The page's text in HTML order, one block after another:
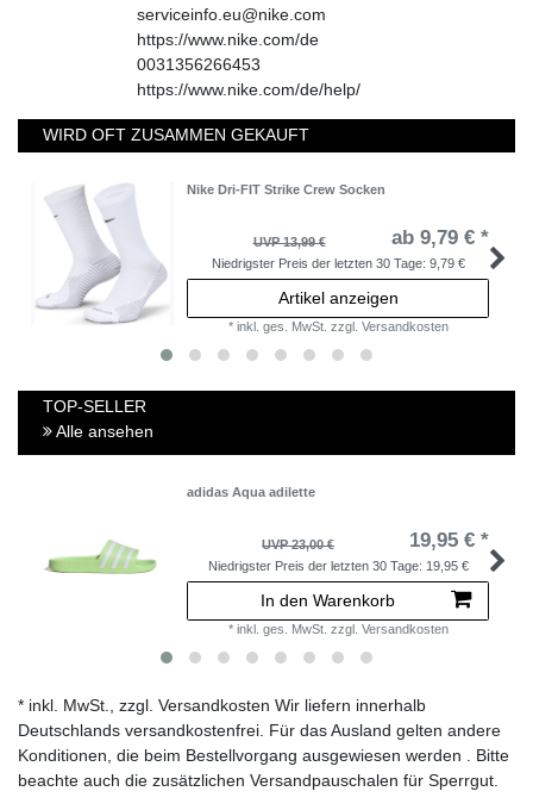
serviceinfo.eu@nike.com
https://www.nike.com/de
0031356266453
https://www.nike.com/de/help/
WIRD OFT ZUSAMMEN GEKAUFT
Nike Dri-FIT Strike Crew Socken
UVP 13,99 € ab 9,79 € *
Niedrigster Preis der letzten 30 Tage: 9,79 €
Artikel anzeigen
* inkl. ges. MwSt. zzgl. Versandkosten
TOP-SELLER
Alle ansehen
adidas Aqua adilette
UVP 23,00 € 19,95 € *
Niedrigster Preis der letzten 30 Tage: 19,95 €
In den Warenkorb
* inkl. ges. MwSt. zzgl. Versandkosten
* inkl. MwSt., zzgl. Versandkosten Wir liefern innerhalb
Deutschlands versandkostenfrei. Für das Ausland gelten andere
Konditionen, die beim Bestellvorgang ausgewiesen werden . Bitte
beachte auch die zusätzlichen Versandpauschalen für Sperrgut.